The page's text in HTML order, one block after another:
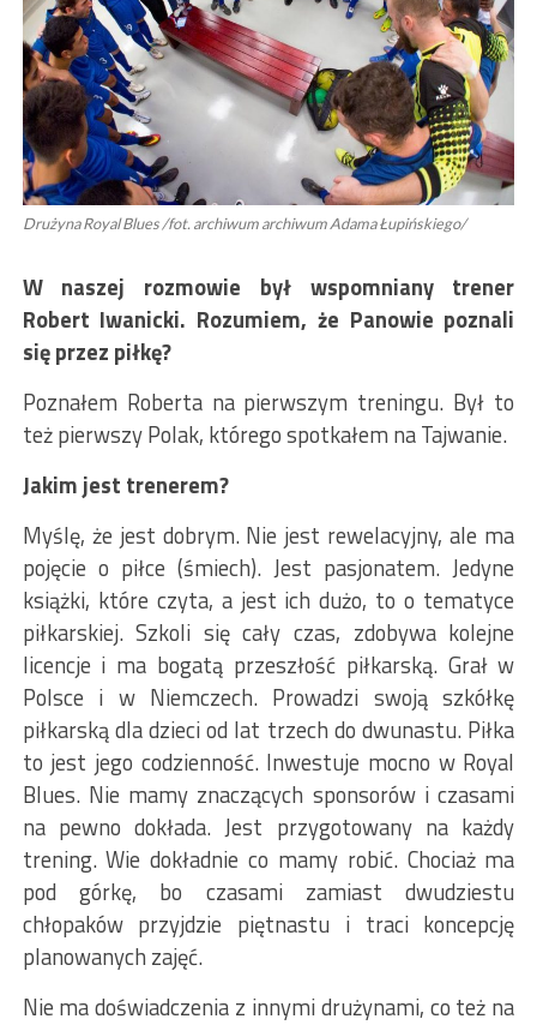
Drużyna Royal Blues /fot. archiwum archiwum Adama Łupińskiego/
W naszej rozmowie był wspomnianytrener
Robert Iwanicki. Rozumiem, że Panowie poznali
się przez piłkę?
Poznałem Roberta na pierwszym treningu. Był to
też pierwszy Polak, którego spotkałem na Tajwanie.
Jakim jest trenerem?
Myślę, że jest dobrym. Nie jest rewelacyjny, ale ma
pojęcie o piłce (śmiech). Jest pasjonatem. Jedyne
książki, które czyta, a jest ich dużo, to o tematyce
piłkarskiej. Szkoli się cały czas, zdobywa kolejne
licencje i ma bogatą przeszłość piłkarską. Grał w
Polsce i w Niemczech. Prowadzi swoją szkółkę
piłkarską dla dzieci od lat trzech do dwunastu. Piłka
to jest jego codzienność. Inwestuje mocno w Royal
Blues. Nie mamy znaczących sponsorów i czasami
na pewno dokłada. Jest przygotowany na każdy
trening. Wie dokładnie co mamy robić. Chociaż ma
pod górkę, bo czasami zamiast dwudziestu
chłopaków przyjdzie piętnastu i traci koncepcję
planowanych zajęć.
Nie ma doświadczenia z innymi drużynami, co też na